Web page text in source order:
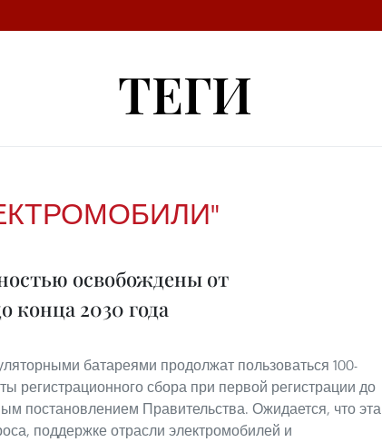
ТЕГИ
освобождены от
конца 2030 года
батареями продолжат пользоваться 100-
регистрационного сбора при первой регистрации до
постановлением Правительства. Ожидается, что эта
поддержке отрасли электромобилей и